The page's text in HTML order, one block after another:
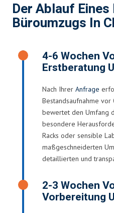
Der Ablauf
Büroumzugs In
4-6 Wochen
Erstberatung
Nach Ihrer Anfrage
Bestandsaufnahme vor
bewertet den Umfang
besondere
Racks oder sensible
maßgeschneiderten
detaillierten und
2-3 Wochen
Vorbereitung